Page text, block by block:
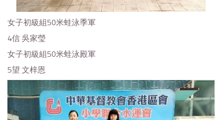
女子初級組50米蛙泳季軍
4信 吳家瑩
女子初級組50米蛙泳殿軍
5望 文梓恩